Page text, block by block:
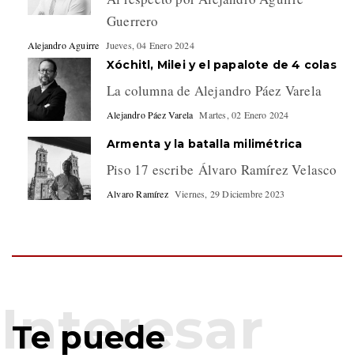
Guerrero
Alejandro Aguirre Jueves, 04 Enero 2024
Xóchitl, Milei y el papalote de 4 colas
La columna de Alejandro Páez Varela
Alejandro Páez Varela Martes, 02 Enero 2024
Armenta y la batalla milimétrica
Piso 17 escribe Álvaro Ramírez Velasco
Alvaro Ramírez Viernes, 29 Diciembre 2023
Te puede